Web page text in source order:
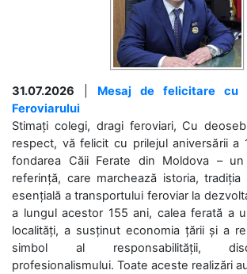
31.07.2026
Mesaj de felicitare cu
Feroviarului
Stimați colegi, dragi feroviari, Cu
respect, vă felicit cu prilejul aniversării a
fondarea Căii Ferate din Moldova –
referință, care marchează istoria,
esențială a transportului feroviar la
a lungul acestor 155 ani, calea ferată a
localități, a susținut economia țării și a
simbol al responsabilității,
profesionalismului. Toate aceste realizări